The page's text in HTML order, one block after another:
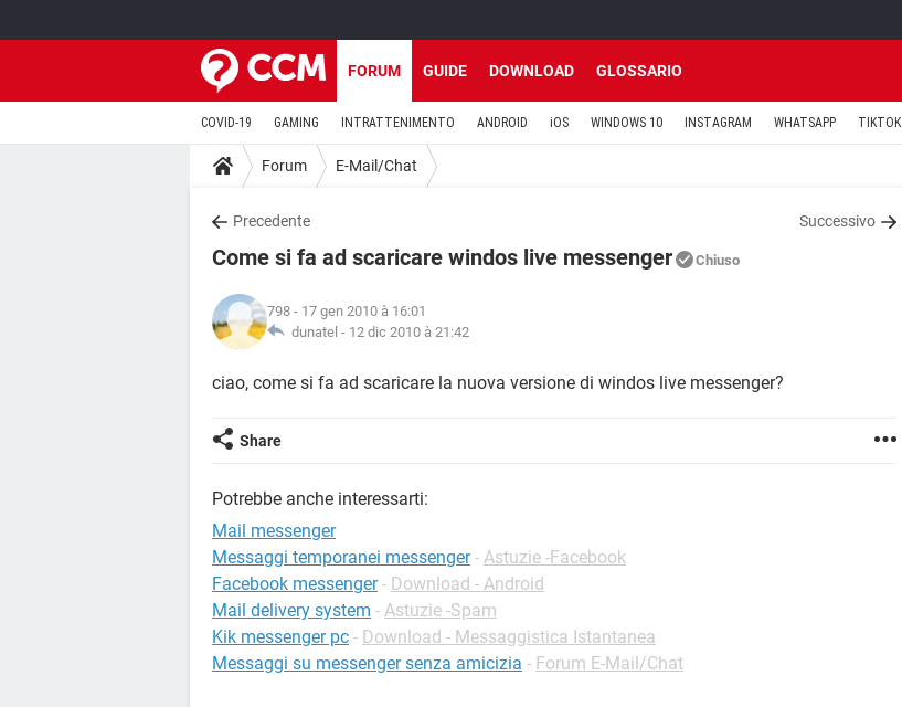
FORUM GUIDE DOWNLOAD GLOSSARIO
COVID-19 GAMING INTRATTENIMENTO ANDROID iOS WINDOWS 10 INSTAGRAM WHATSAPP TIKTOK
Forum E-Mail/Chat
Precedente Successivo
Come si fa ad scaricare windos live messenger Chiuso
798 - 17 gen 2010 à 16:01
dunatel - 12 dic 2010 à 21:42
ciao, come si fa ad scaricare la nuova versione di windos live messenger?
Share
Potrebbe anche interessarti:
Mail messenger
Messaggi temporanei messenger - Astuzie -Facebook
Facebook messenger - Download - Android
Mail delivery system - Astuzie -Spam
Kik messenger pc - Download - Messaggistica Istantanea
Messaggi su messenger senza amicizia - Forum E-Mail/Chat